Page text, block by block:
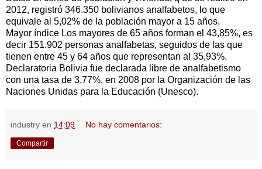
2012, registró 346.350 bolivianos analfabetos, lo que
equivale al 5,02% de la población mayor a 15 años.
Mayor índice Los mayores de 65 años forman el 43,85%, es
decir 151.902 personas analfabetas, seguidos de las que
tienen entre 45 y 64 años que representan al 35,93%.
Declaratoria Bolivia fue declarada libre de analfabetismo
con una tasa de 3,77%, en 2008 por la Organización de las
Naciones Unidas para la Educación (Unesco).
industry en 14:09 No hay comentarios:
Compartir